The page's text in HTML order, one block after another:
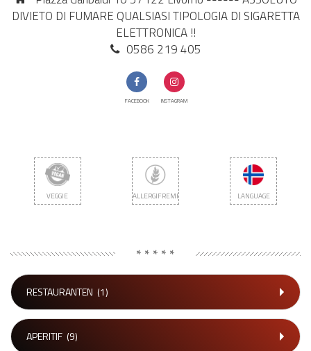
DIVIETO DI FUMARE QUALSIASI TIPOLOGIA DI SIGARETTA
ELETTRONICA !!
0586 219 405
FACEBOOK INSTAGRAM
VEGGIE ALLERGIFREMKALLENDE LANGUAGE
* * * * *
RESTAURANTEN (1)
APERITIF (9)